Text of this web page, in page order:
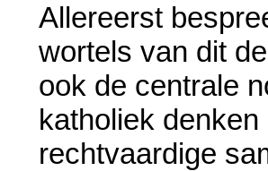
Allereerst
wortels van dit
ook de centrale
katholiek
rechtvaardige